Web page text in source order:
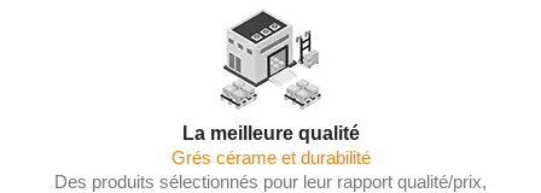
La meilleure qualité
Grés cérame et durabilité
Des produits sélectionnés pour leur rapport qualité/prix,